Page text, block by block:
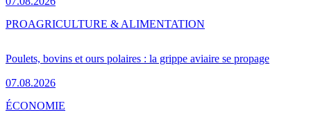
Poulets, bovins et ours polaires : la grippe aviaire se propage
07.08.2026
PROAGRICULTURE & ALIMENTATION
ÉCONOMIE